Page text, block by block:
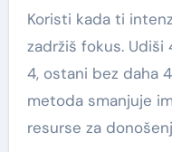
Koristi kada ti
zadržiš fokus. Udiši
4, ostani bez daha
metoda smanjuje
resurse za